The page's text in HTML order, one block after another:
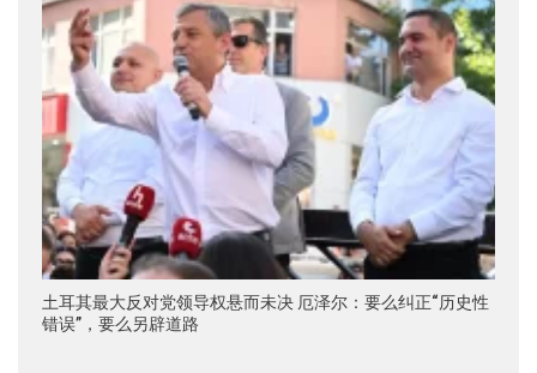
土耳其最大反对党领导权悬而未决 厄泽尔：要么纠正“历史性
错误”，要么另辟道路